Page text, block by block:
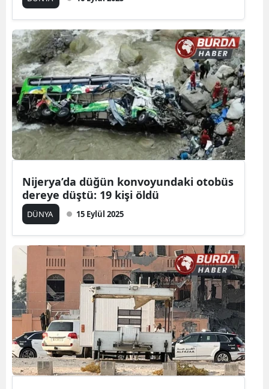
Nijerya’da düğün konvoyundaki otobüs
dereye düştü: 19 kişi öldü
DÜNYA 15 Eylül 2025